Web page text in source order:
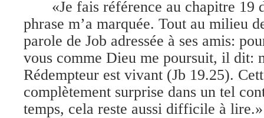
«Je fais référence au chapitre 19
phrase m’a marquée. Tout au milieu
parole de Job adressée à ses amis:
vous comme Dieu me poursuit, il dit:
Rédempteur est vivant (Jb 19.25).
complètement surprise dans un tel
temps, cela reste aussi difficile à lire.»